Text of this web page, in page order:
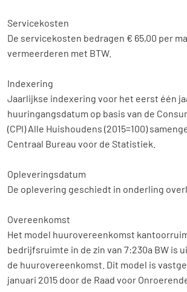
Servicekosten
De servicekosten bedragen € 65,00 per
vermeerderen met BTW.
Indexering
Jaarlijkse indexering voor het eerst één
huuringangsdatum op basis van de
(CPI) Alle Huishoudens (2015=100)
Centraal Bureau voor de Statistiek.
Opleveringsdatum
De oplevering geschiedt in onderling
Overeenkomst
Het model huurovereenkomst
bedrijfsruimte in de zin van 7:230a BW is
de huurovereenkomst. Dit model is
januari 2015 door de Raad voor